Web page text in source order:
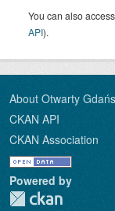
You can also
API).
About Otwarty
CKAN API
CKAN Association
Powered by